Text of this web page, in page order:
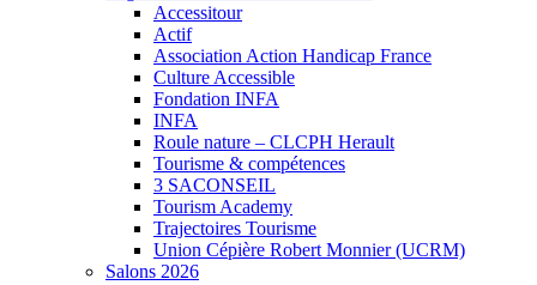
Accessitour
Actif
Association Action Handicap France
Culture Accessible
Fondation INFA
INFA
Roule nature – CLCPH Herault
Tourisme & compétences
3 SACONSEIL
Tourism Academy
Trajectoires Tourisme
Union Cépière Robert Monnier (UCRM)
Salons 2026